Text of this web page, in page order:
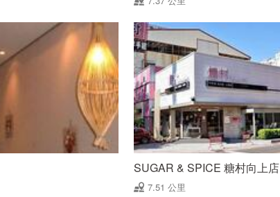
SUGAR & SPICE 糖村向上店
7.51 公里